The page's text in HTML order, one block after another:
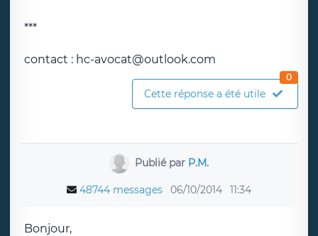
***
contact : hc-avocat@outlook.com
Cette réponse a été utile
0
Publié par P.M.
48744 messages 06/10/2014 11:34
Bonjour,